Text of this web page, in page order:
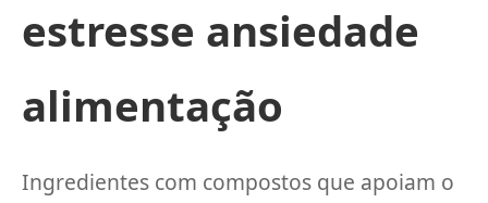
estresse ansiedade
alimentação
Ingredientes com compostos que apoiam o